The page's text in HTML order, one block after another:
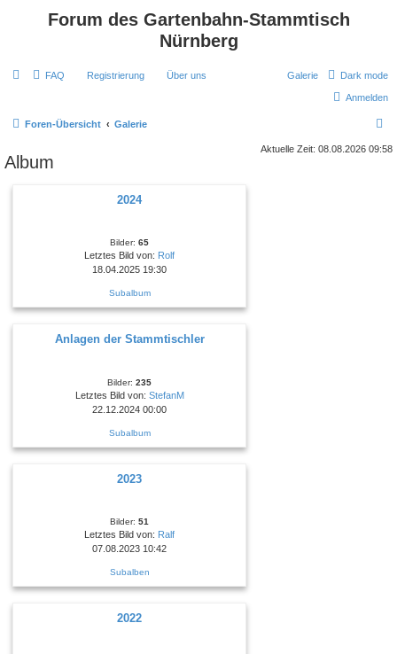
Forum des Gartenbahn-Stammtisch
Nürnberg
Dark mode
Galerie
FAQ Registrierung Über uns
Anmelden
Foren-Übersicht Galerie
u
Aktuelle Zeit: 08.08.2026 09:58
Album
2024
Bilder: 65
Letztes Bild von: Rolf
18.04.2025 19:30
Subalbum
Anlagen der Stammtischler
Bilder: 235
Letztes Bild von: StefanM
22.12.2024 00:00
Subalbum
2023
Bilder: 51
Letztes Bild von: Ralf
07.08.2023 10:42
Subalben
2022